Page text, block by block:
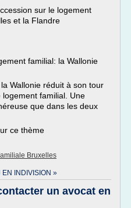
sur le logement
et la Flandre
familial: la Wallonie
Wallonie réduit à son tour
familial. Une
que dans les deux
ce thème
Bruxelles
EN INDIVISION »
un avocat en